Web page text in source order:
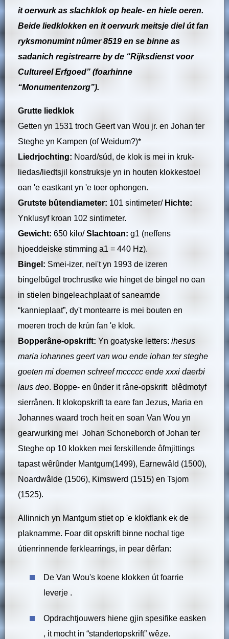
it oerwurk as slachklok op heale- en hiele oeren.
Beide liedklokken en it oerwurk meitsje diel út fan
ryksmonumint nûmer 8519 en se binne as
sadanich registrearre by de “Rijksdienst voor
Cultureel Erfgoed” (foarhinne
“Monumentenzorg”).
Grutte liedklok
Getten yn 1531 troch Geert van Wou jr. en Johan ter
Steghe yn Kampen (of Weidum?)*
Liedrjochting:Noard/súd, de klok is mei in kruk-
liedas/liedtsjil konstruksje yn in houten klokkestoel
oan 'e eastkant yn 'e toer ophongen.
Grutste bûtendiameter:101 sintimeter/Hichte:
Ynklusyf kroan 102 sintimeter.
Gewicht:650 kilo/Slachtoan:g1 (neffens
hjoeddeiske stimming a1 = 440 Hz).
Bingel:Smei-izer, nei't yn 1993 de izeren
bingelbûgel trochrustke wie hinget de bingel no oan
in stielen bingeleachplaat of saneamde
“kannieplaat”, dy't montearre is mei bouten en
moeren troch de krún fan 'e klok.
Bopperâne-opskrift:Yn goatyske letters:ihesus
maria iohannes geert van wou ende iohan ter steghe
goeten mi doemen schreef mccccc ende xxxi daerbi
laus deo. Boppe- en ûnder it râne-opskrift blêdmotyf
sierrânen. It klokopskrift ta eare fan Jezus, Maria en
Johannes waard troch heit en soan Van Wou yn
gearwurking mei Johan Schoneborch of Johan ter
Steghe op 10 klokken mei ferskillende ôfmjittings
tapast wêrûnder Mantgum(1499), Earnewâld (1500),
Noardwâlde (1506), Kimswerd (1515) en Tsjom
(1525).
Allinnich yn Mantgum stiet op 'e klokflank ek de
plaknamme. Foar dit opskrift binne nochal tige
útienrinnende ferklearrings, in pear dêrfan:
De Van Wou's koene klokken út foarrie
leverje .
Opdrachtjouwers hiene gjin spesifike easken
, it mocht in “standertopskrift” wêze.